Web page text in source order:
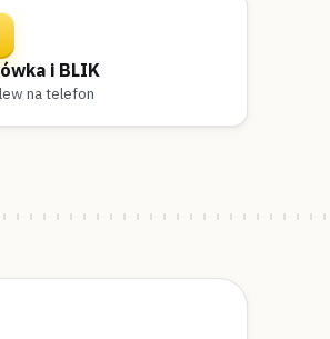
i BLIK
na telefon